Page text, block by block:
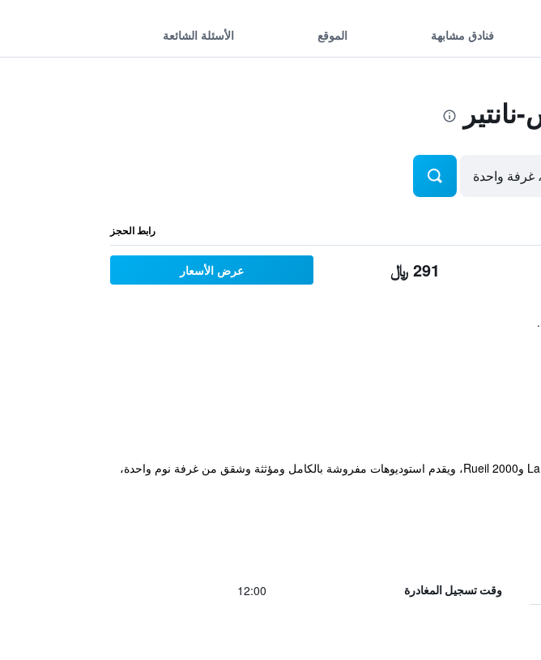
فنادق مشابهة الموقع الأسئلة الشائعة
رابط الحجز
291 ﷼ عرض الأسعار
يقع سيجور آند أفيير باريس-نانتير غرب مدينة باريس بين منطقتي الأعمال La Defense وRueil 2000، ويقدم استوديوهات مفروشة بالكامل ومؤثثة وشقق من غرفة نوم واحدة،
وقت تسجيل المغادرة 12:00